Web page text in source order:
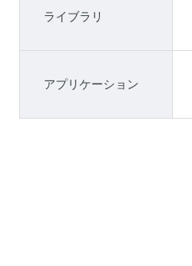
ライブラリ
アプリケーション